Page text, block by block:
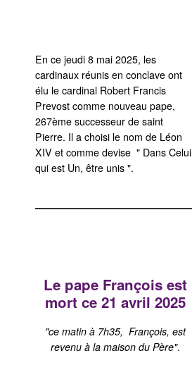
En ce jeudi 8 mai 2025, les
cardinaux réunis en conclave ont
élu le cardinal Robert Francis
Prevost comme nouveau pape,
267ème successeur de saint
Pierre. Il a choisi le nom de Léon
XIV et comme devise " Dans Celui
qui est Un, être unis ".
Le pape François est
mort ce 21 avril 2025
"ce matin à 7h35, François, est
revenu à la maison du Père".